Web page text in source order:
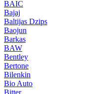
BAIC
Bajaj
Baltijas Dzips
Baojun
Barkas
BAW
Bentley
Bertone
Bilenkin
Bio Auto
Bitter